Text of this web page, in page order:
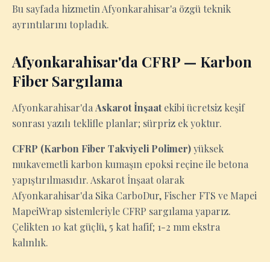
Bu sayfada hizmetin Afyonkarahisar'a özgü teknik
ayrıntılarını topladık.
Afyonkarahisar'da CFRP — Karbon
Fiber Sargılama
Afyonkarahisar'da Askarot İnşaatekibi ücretsiz keşif
sonrası yazılı teklifle planlar; sürpriz ek yoktur.
CFRP (Karbon Fiber Takviyeli Polimer)yüksek
mukavemetli karbon kumaşın epoksi reçine ile betona
yapıştırılmasıdır. Askarot İnşaat olarak
Afyonkarahisar'da Sika CarboDur, Fischer FTS ve Mapei
MapeiWrap sistemleriyle CFRP sargılama yaparız.
Çelikten 10 kat güçlü, 5 kat hafif; 1-2 mm ekstra
kalınlık.